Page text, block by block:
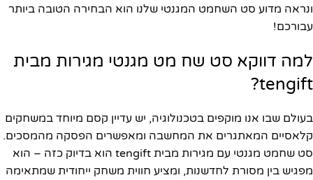
ונראה מדוע סט השחמט המגנטי שלנו הוא הבחירה הטובה ביותר
עבורכם!
למה דווקא סט שח מט מגנטי מגירות מבית
tengift?
בעולם שבו אנו מוקפים בטכנולוגיה, יש עדיין קסם מיוחד במשחקים
קלאסיים המאתגרים את המחשבה ומאפשרים הפסקה מהמסכים.
סט שחמט מגנטי עם מגירות מבית tengift הוא בדיוק כזה – הוא
מפגיש בין מסורת לחדשנות, ומציע חווית משחק ייחודית שמתאימה